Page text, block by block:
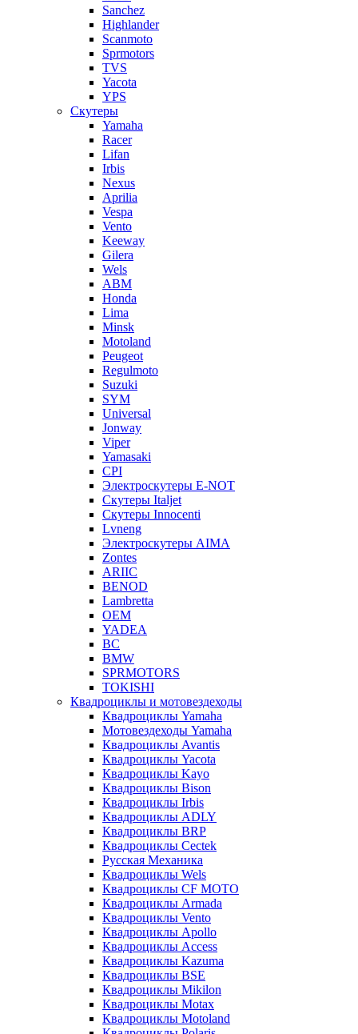
Sanchez
Highlander
Scanmoto
Sprmotors
TVS
Yacota
YPS
Скутеры
Yamaha
Racer
Lifan
Irbis
Nexus
Aprilia
Vespa
Vento
Keeway
Gilera
Wels
ABM
Honda
Lima
Minsk
Motoland
Peugeot
Regulmoto
Suzuki
SYM
Universal
Jonway
Viper
Yamasaki
CPI
Электроскутеры E-NOT
Скутеры Italjet
Скутеры Innocenti
Lvneng
Электроскутеры AIMA
Zontes
ARIIC
BENOD
Lambretta
OEM
YADEA
BC
BMW
SPRMOTORS
TOKISHI
Квадроциклы и мотовездеходы
Квадроциклы Yamaha
Мотовездеходы Yamaha
Квадроциклы Avantis
Квадроциклы Yacota
Квадроциклы Kayo
Квадроциклы Bison
Квадроциклы Irbis
Квадроциклы ADLY
Квадроциклы BRP
Квадроциклы Cectek
Русская Механика
Квадроциклы Wels
Квадроциклы CF MOTO
Квадроциклы Armada
Квадроциклы Vento
Квадроциклы Apollo
Квадроциклы Access
Квадроциклы Kazuma
Квадроциклы BSE
Квадроциклы Mikilon
Квадроциклы Motax
Квадроциклы Motoland